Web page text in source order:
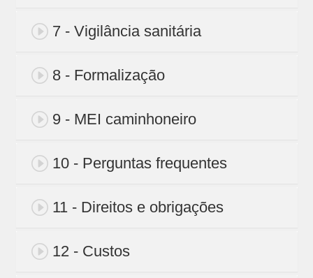
7 - Vigilância sanitária
8 - Formalização
9 - MEI caminhoneiro
10 - Perguntas frequentes
11 - Direitos e obrigações
12 - Custos